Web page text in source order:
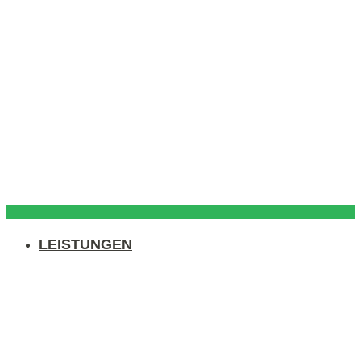
LEISTUNGEN